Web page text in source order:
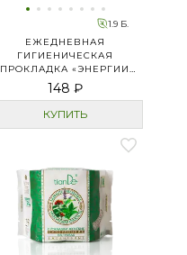
1.9 Б.
ЕЖЕДНЕВНАЯ
ГИГИЕНИЧЕСКАЯ
ПРОКЛАДКА «ЭНЕРГИИ
ЖИЗНИ»
148 ₽
КУПИТЬ